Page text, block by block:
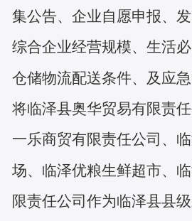
集公告、企业自愿申报、
综合企业经营规模、生活必
仓储物流配送条件、及应
将临泽县奥华贸易有限责
一乐商贸有限责任公司、
场、临泽优粮生鲜超市、
限责任公司作为临泽县县